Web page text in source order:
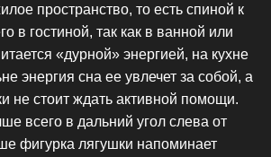
пространство, то есть спиной к
в гостиной, так как в ванной или
«дурной» энергией, на кухне
энергия сна ее увлечет за собой, а
не стоит ждать активной помощи.
всего в дальний угол слева от
фигурка лягушки напоминает